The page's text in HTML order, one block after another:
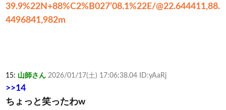
39.9%22N+88%C2%B027’08.1%22E/@22.644411,88.
4496841,982m
15: 山師さん 2026/01/17(土) 17:06:38.04 ID:yAaRj
>>14
ちょっと笑ったわw